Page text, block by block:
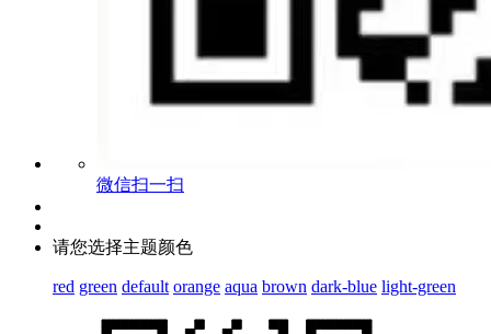
微信扫一扫
请您选择主题颜色
red green default orange aqua brown dark-blue light-green